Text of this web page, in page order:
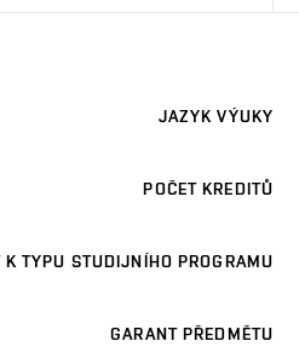
JAZYK VÝUKY
POČET KREDITŮ
K TYPU STUDIJNÍHO PROGRAMU
GARANT PŘEDMĚTU